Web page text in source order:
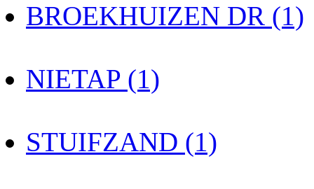
BROEKHUIZEN DR (1)
NIETAP (1)
STUIFZAND (1)